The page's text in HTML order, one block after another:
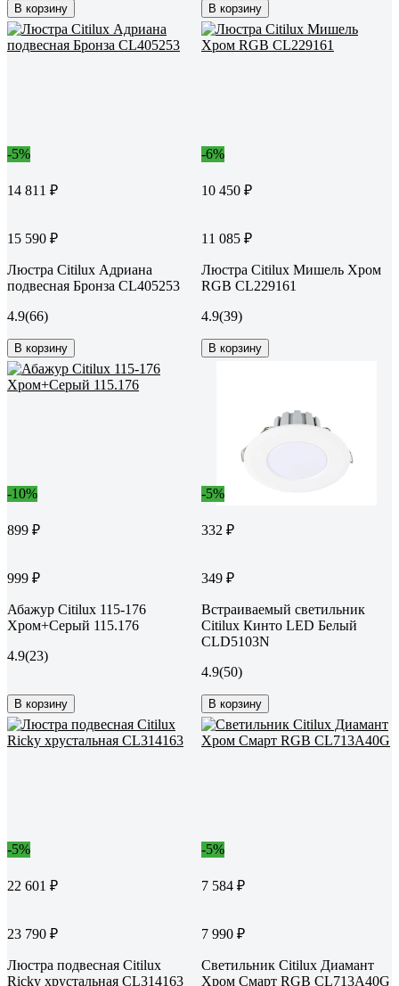
В корзину В корзину
-5%
14 811 ₽
15 590 ₽
Люстра Citilux Адриана
подвесная Бронза CL405253
4.9(66)
В корзину
-6%
10 450 ₽
11 085 ₽
Люстра Citilux Мишель Хром
RGB CL229161
4.9(39)
В корзину
-10%
899 ₽
999 ₽
Абажур Citilux 115-176
Хром+Серый 115.176
4.9(23)
В корзину
-5%
332 ₽
349 ₽
Встраиваемый светильник
Citilux Кинто LED Белый
CLD5103N
4.9(50)
В корзину
-5%
22 601 ₽
23 790 ₽
Люстра подвесная Citilux
Ricky хрустальная CL314163
-5%
7 584 ₽
7 990 ₽
Светильник Citilux Диамант
Хром Смарт RGB CL713A40G